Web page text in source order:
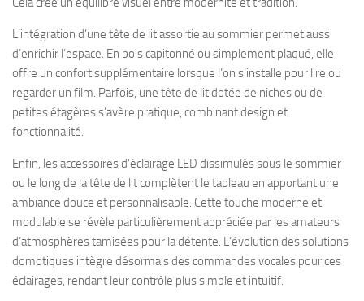
L’intégration d’une tête de lit assortie au sommier permet aussi
d’enrichir l’espace. En bois capitonné ou simplement plaqué, elle
offre un confort supplémentaire lorsque l’on s’installe pour lire ou
regarder un film. Parfois, une tête de lit dotée de niches ou de
petites étagères s’avère pratique, combinant design et
fonctionnalité.
Enfin, les accessoires d’éclairage LED dissimulés sous le sommier
ou le long de la tête de lit complètent le tableau en apportant une
ambiance douce et personnalisable. Cette touche moderne et
modulable se révèle particulièrement appréciée par les amateurs
d’atmosphères tamisées pour la détente. L’évolution des solutions
domotiques intègre désormais des commandes vocales pour ces
éclairages, rendant leur contrôle plus simple et intuitif.